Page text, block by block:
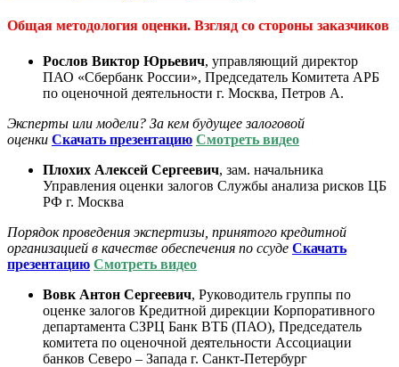
Общая методология оценки. Взгляд со стороны заказчиков
Рослов Виктор Юрьевич, управляющий директор
ПАО «Сбербанк России», Председатель Комитета АРБ
по оценочной деятельности г. Москва, Петров А.
Эксперты или модели? За кем будущее залоговой
оценки Скачать презентацию Смотреть видео
Плохих Алексей Сергеевич, зам. начальника
Управления оценки залогов Службы анализа рисков ЦБ
РФ г. Москва
Порядок проведения экспертизы, принятого кредитной
организацией в качестве обеспечения по ссуде Скачать
презентацию Смотреть видео
Вовк Антон Сергеевич, Руководитель группы по
оценке залогов Кредитной дирекции Корпоративного
департамента СЗРЦ Банк ВТБ (ПАО), Председатель
комитета по оценочной деятельности Ассоциации
банков Северо – Запада г. Санкт-Петербург